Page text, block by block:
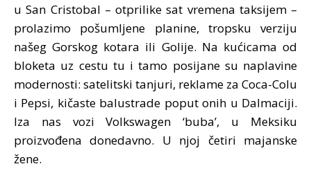
u San Cristobal – otprilike sat vremena taksijem –
prolazimo pošumljene planine, tropsku verziju
našeg Gorskog kotara ili Golije. Na kućicama od
bloketa uz cestu tu i tamo posijane su naplavine
modernosti: satelitski tanjuri, reklame za Coca-Colu
i Pepsi, kičaste balustrade poput onih u Dalmaciji.
Iza nas vozi Volkswagen ‘buba’, u Meksiku
proizvođena donedavno. U njoj četiri majanske
žene.